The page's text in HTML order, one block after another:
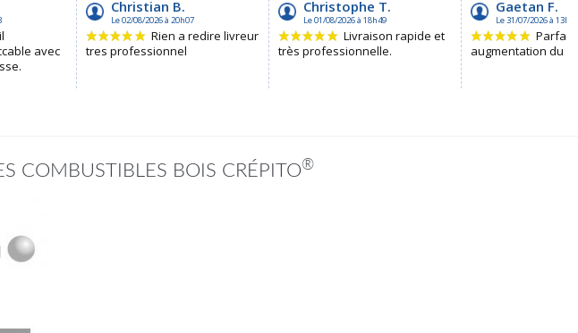
COMBUSTIBLES BOIS CRÉPITO®